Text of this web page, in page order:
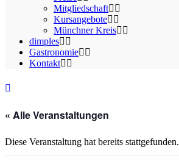
Mitgliedschaft
Kursangebote
Münchner Kreis
dimples
Gastronomie
Kontakt
« Alle Veranstaltungen
Diese Veranstaltung hat bereits stattgefunden.